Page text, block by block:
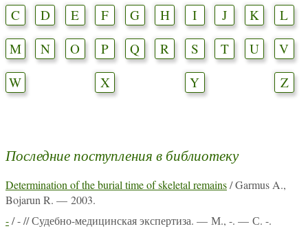
C
D E F G H I J K
L
M
N O P Q R S T U
V
W
X Y Z
Последние поступления в библиотеку
Determination of the burial time of skeletal remains/ Garmus A.,
Bojarun R. — 2003.
-/ - // Судебно-медицинская экспертиза. — М., -. — С. -.